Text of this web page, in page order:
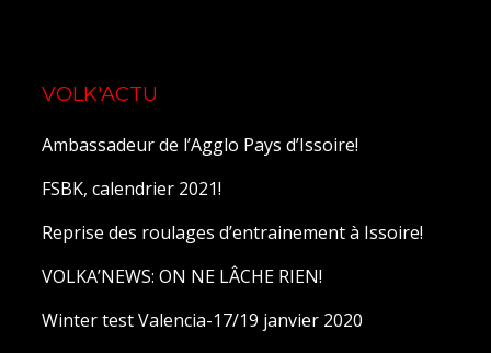
VOLK'ACTU
Ambassadeur de l’Agglo Pays d’Issoire!
FSBK, calendrier 2021!
Reprise des roulages d’entrainement à Issoire!
VOLKA’NEWS: ON NE LÂCHE RIEN!
Winter test Valencia-17/19 janvier 2020